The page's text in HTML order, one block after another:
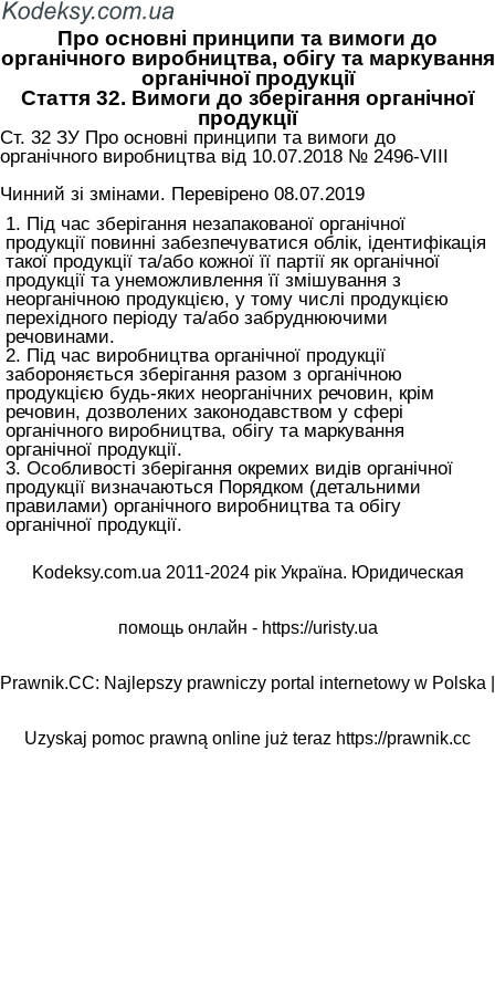
Про основні принципи та вимоги до
органічного виробництва, обігу та маркування
органічної продукції
Стаття 32. Вимоги до зберігання органічної
продукції
Ст. 32 ЗУ Про основні принципи та вимоги до
органічного виробництва від 10.07.2018 № 2496-VIII
Чинний зі змінами. Перевірено 08.07.2019
1. Під час зберігання незапакованої органічної
продукції повинні забезпечуватися облік, ідентифікація
такої продукції та/або кожної її партії як органічної
продукції та унеможливлення її змішування з
неорганічною продукцією, у тому числі продукцією
перехідного періоду та/або забруднюючими
речовинами.
2. Під час виробництва органічної продукції
забороняється зберігання разом з органічною
продукцією будь-яких неорганічних речовин, крім
речовин, дозволених законодавством у сфері
органічного виробництва, обігу та маркування
органічної продукції.
3. Особливості зберігання окремих видів органічної
продукції визначаються Порядком (детальними
правилами) органічного виробництва та обігу
органічної продукції.
Kodeksy.com.ua 2011-2024 рік Україна. Юридическая
помощь онлайн - https://uristy.ua
Prawnik.CC: Najlepszy prawniczy portal internetowy w Polska |
Uzyskaj pomoc prawną online już teraz https://prawnik.cc